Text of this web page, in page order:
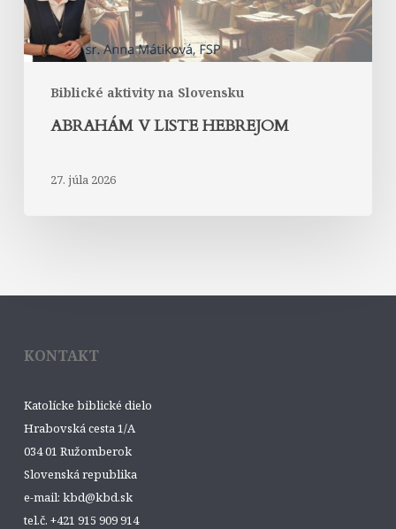
Biblické aktivity na Slovensku
ABRAHÁM V LISTE HEBREJOM
27. júla 2026
KONTAKT
Katolícke biblické dielo
Hrabovská cesta 1/A
034 01 Ružomberok
Slovenská republika
e-mail: kbd@kbd.sk
tel.č. +421 915 909 914